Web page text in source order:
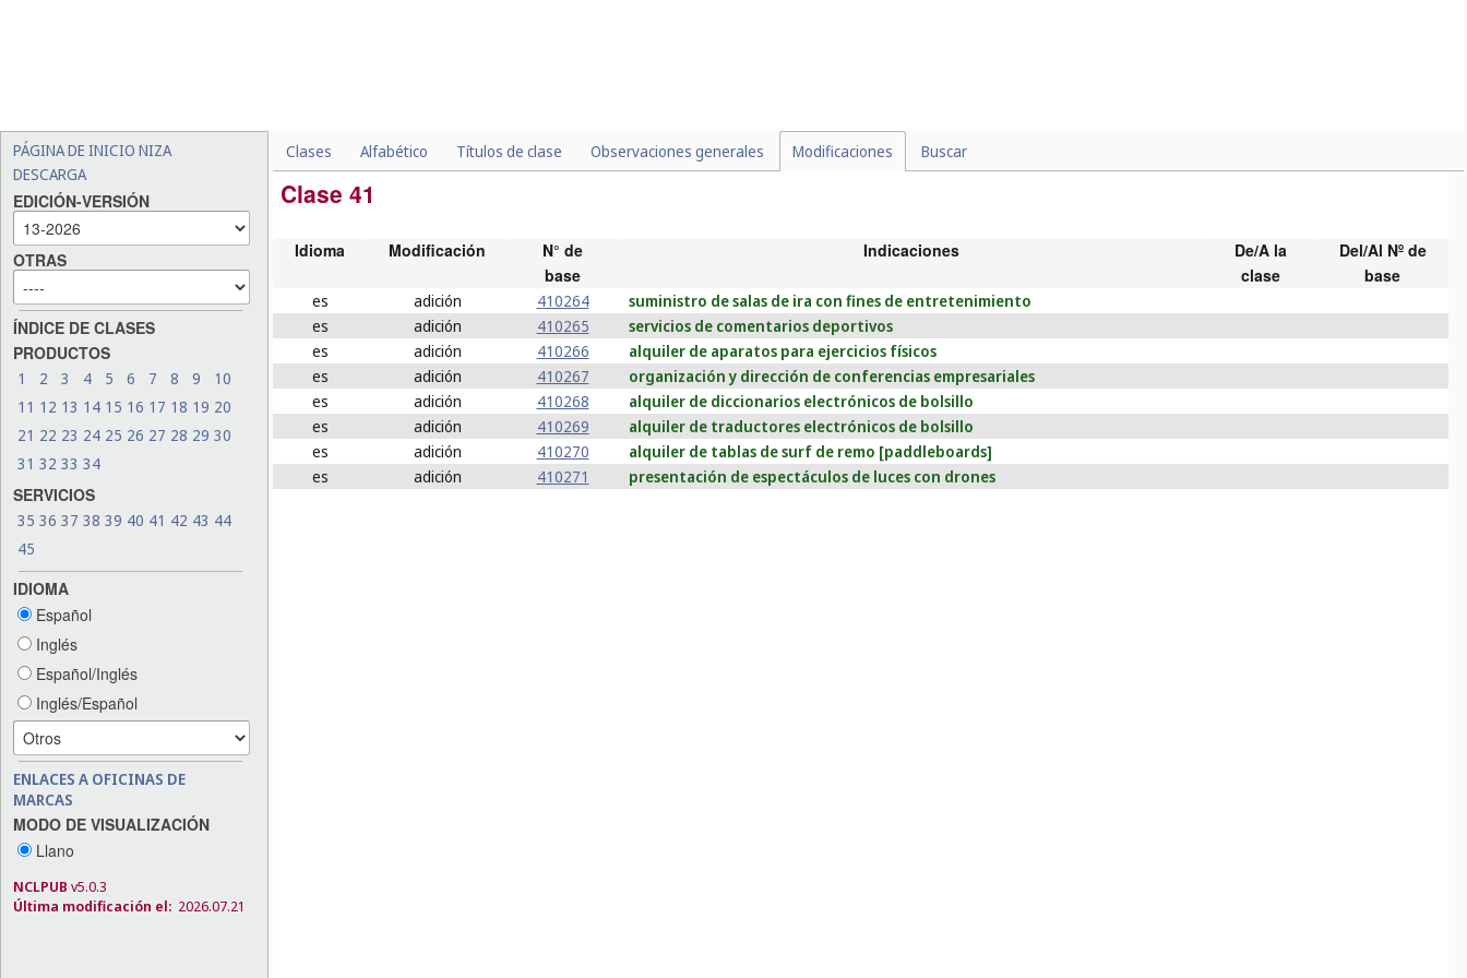
PÁGINA DE INICIO NIZA
DESCARGA
EDICIÓN-VERSIÓN
OTRAS
ÍNDICE DE CLASES
PRODUCTOS
1 2 3 4 5 6 7 8 9
10
11 12 13 14 15 16 17 18 19 20
21 22 23 24 25 26 27 28 29 30
31 32 33 34
SERVICIOS
35 36 37 38 39 40 41 42 43 44
45
IDIOMA
Español
Inglés
Español/Inglés
Inglés/Español
ENLACES A OFICINAS DE
MARCAS
MODO DE VISUALIZACIÓN
Llano
NCLPUB v5.0.3
Última modificación el: 2026.07.21
Clases Alfabético Títulos de clase Observaciones generales Modificaciones Buscar
Clase 41
Idioma Modificación
N° de
base
Indicaciones
De/A la
clase
Del/Al Nº de
base
es adición 410264
suministro de salas de ira con fines de entretenimiento
es
adición 410265
servicios de comentarios deportivos
es
adición 410266
alquiler de aparatos para ejercicios físicos
es
adición 410267
organización y dirección de conferencias empresariales
es
adición 410268
alquiler de diccionarios electrónicos de bolsillo
es
adición 410269
alquiler de traductores electrónicos de bolsillo
es
adición 410270
alquiler de tablas de surf de remo [paddleboards]
es
adición 410271 presentación de espectáculos de luces con drones